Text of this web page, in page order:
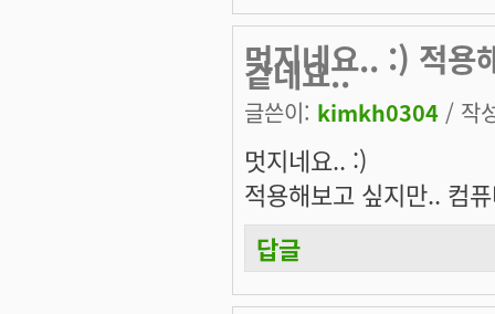
멋지네요.. :) 적용
같네요..
글쓴이: kimkh0304 / 작
멋지네요.. :)
적용해보고 싶지만.. 컴
답글